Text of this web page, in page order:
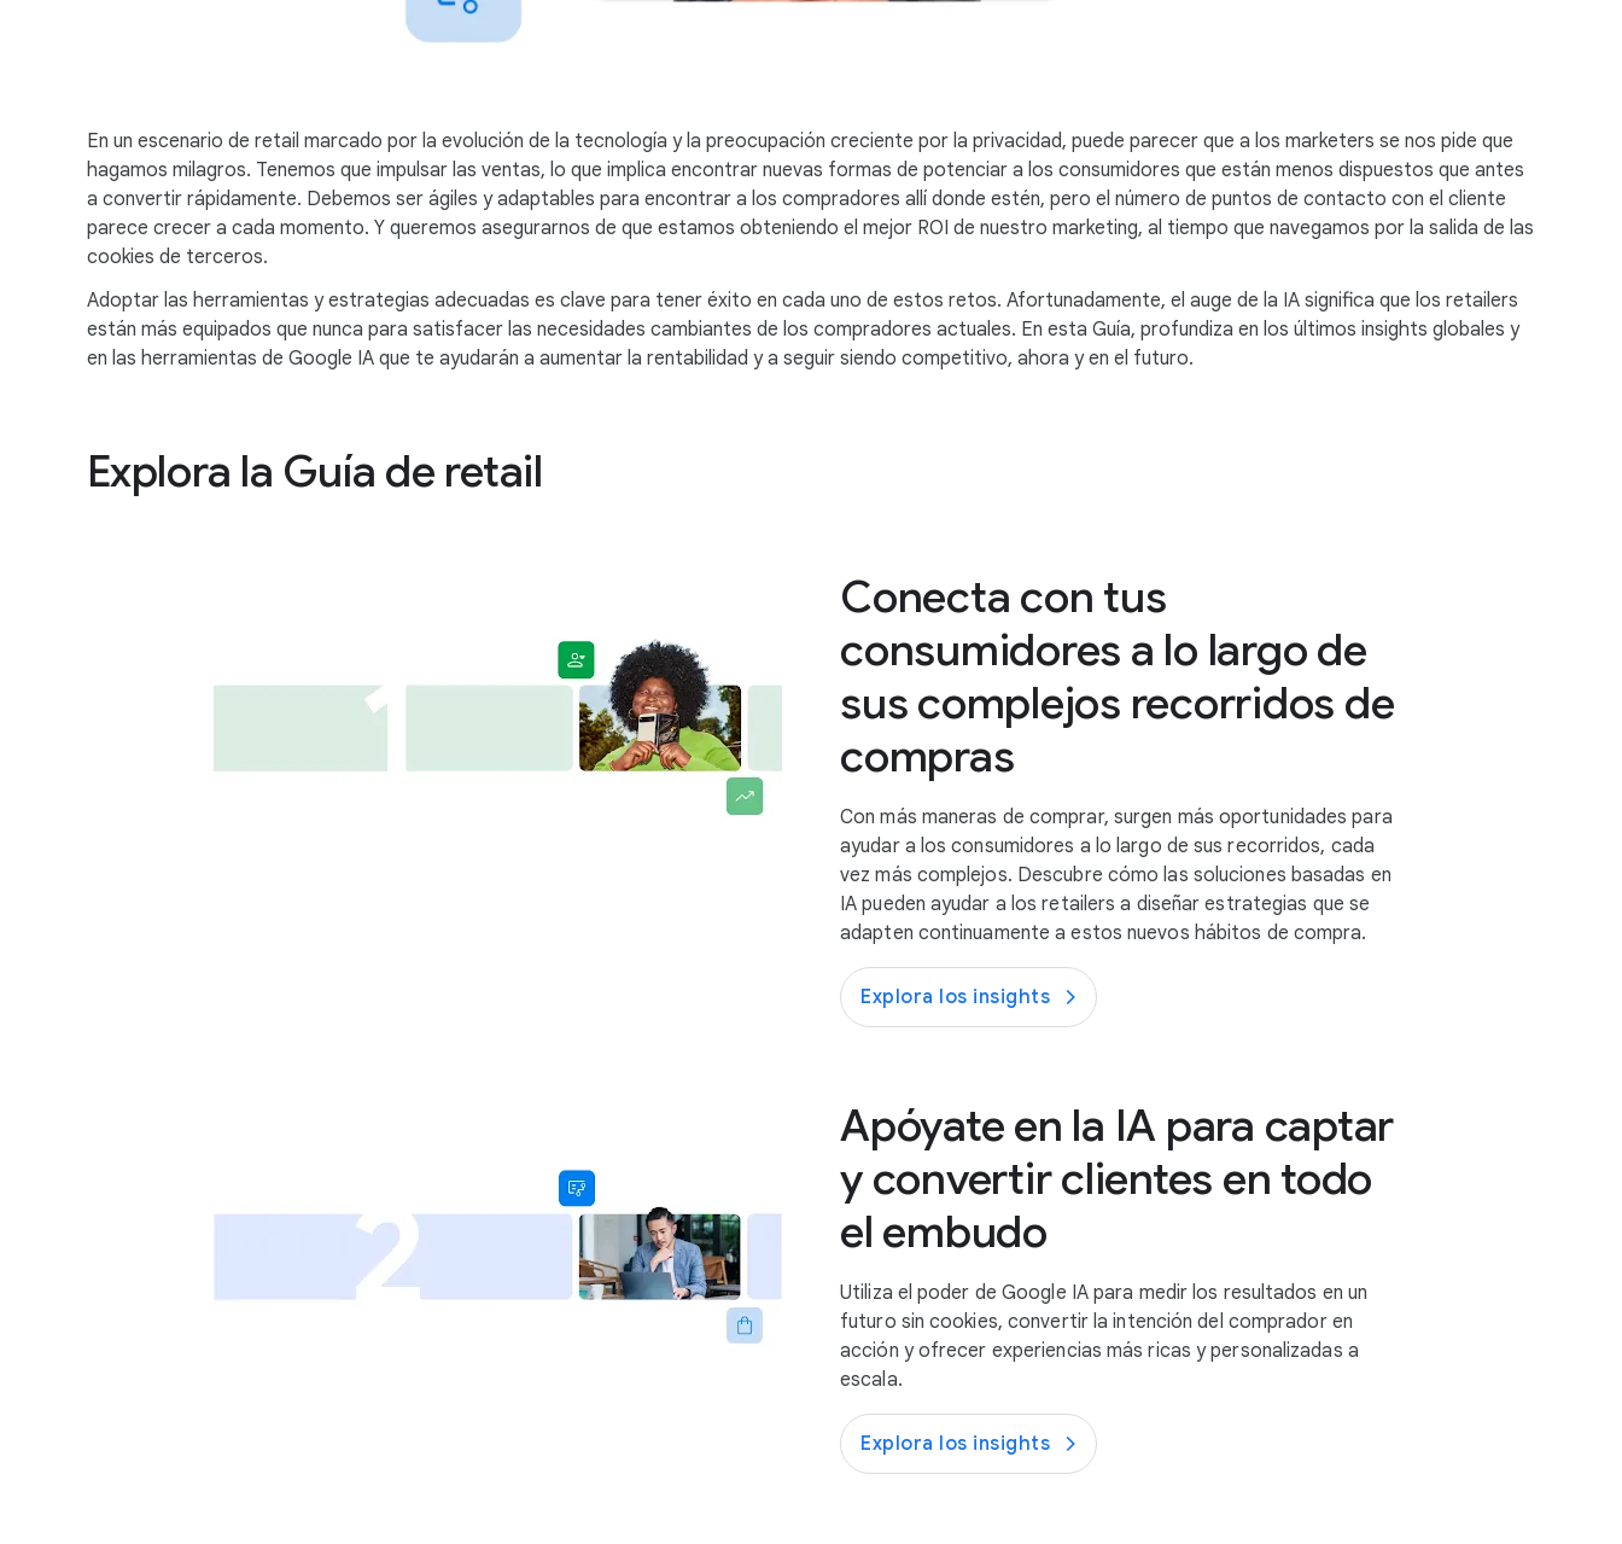
En un escenario de retail marcado por la evolución de la tecnología y la preocupación creciente por la privacidad, puede parecer que a los marketers se nos pide que
hagamos milagros. Tenemos que impulsar las ventas, lo que implica encontrar nuevas formas de potenciar a los consumidores que están menos dispuestos que antes
a convertir rápidamente. Debemos ser ágiles y adaptables para encontrar a los compradores allí donde estén, pero el número de puntos de contacto con el cliente
parece crecer a cada momento. Y queremos asegurarnos de que estamos obteniendo el mejor ROI de nuestro marketing, al tiempo que navegamos por la salida de las
cookies de terceros.
Adoptar las herramientas y estrategias adecuadas es clave para tener éxito en cada uno de estos retos. Afortunadamente, el auge de la IA significa que los retailers
están más equipados que nunca para satisfacer las necesidades cambiantes de los compradores actuales. En esta Guía, profundiza en los últimos insights globales y
en las herramientas de Google IA que te ayudarán a aumentar la rentabilidad y a seguir siendo competitivo, ahora y en el futuro.
Explora la Guía de retail
Conecta con tus
consumidores a lo largo de
sus complejos recorridos de
compras
Con más maneras de comprar, surgen más oportunidades para
ayudar a los consumidores a lo largo de sus recorridos, cada
vez más complejos. Descubre cómo las soluciones basadas en
IA pueden ayudar a los retailers a diseñar estrategias que se
adapten continuamente a estos nuevos hábitos de compra.
Explora los insights
Apóyate en la IA para captar
y convertir clientes en todo
el embudo
Utiliza el poder de Google IA para medir los resultados en un
futuro sin cookies, convertir la intención del comprador en
acción y ofrecer experiencias más ricas y personalizadas a
escala.
Explora los insights